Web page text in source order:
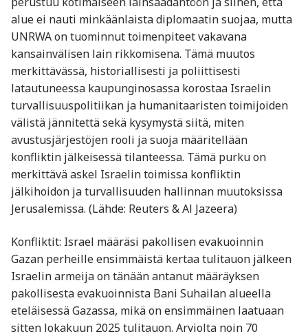
alue ei nauti minkäänlaista diplomaatin suojaa, mutta
UNRWA on tuominnut toimenpiteet vakavana
kansainvälisen lain rikkomisena. Tämä muutos
merkittävässä, historiallisesti ja poliittisesti
latautuneessa kaupunginosassa korostaa Israelin
turvallisuuspolitiikan ja humanitaaristen toimijoiden
välistä jännitettä sekä kysymystä siitä, miten
avustusjärjestöjen rooli ja suoja määritellään
konfliktin jälkeisessä tilanteessa. Tämä purku on
merkittävä askel Israelin toimissa konfliktin
jälkihoidon ja turvallisuuden hallinnan muutoksissa
Jerusalemissa. (Lähde: Reuters & Al Jazeera)
Konfliktit: Israel määräsi pakollisen evakuoinnin
Gazan perheille ensimmäistä kertaa tulitauon jälkeen
Israelin armeija on tänään antanut määräyksen
pakollisesta evakuoinnista Bani Suhailan alueella
eteläisessä Gazassa, mikä on ensimmäinen laatuaan
sitten lokakuun 2025 tulitauon. Arviolta noin 70